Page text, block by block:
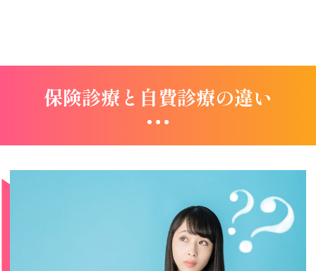
保険診療と自費診療の違い